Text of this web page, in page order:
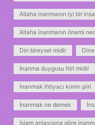
Allaha inanmanın iyi bir
Allaha inanmanın önemi
Din bireysel midir
İnanma duygusu fıtri midir
İnanmak ihtiyacı kimin şiiri
İnanmak ne demek
İslam anlayışına göre